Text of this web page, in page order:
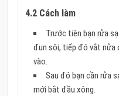
4.2 Cách làm
Trước tiên bạn rửa
đun sôi, tiếp đó vắt nửa
vào.
Sau đó bạn cần rửa
mới bắt đầu xông.